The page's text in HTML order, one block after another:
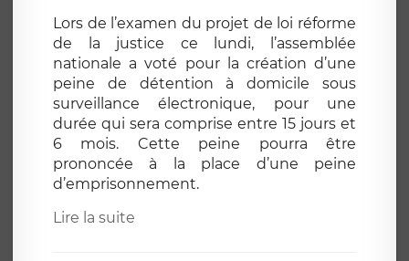
Lors de l’examen du projet de loi réforme
de la justice ce lundi, l’assemblée
nationale a voté pour la création d’une
peine de détention à domicile sous
surveillance électronique, pour une
durée qui sera comprise entre 15 jours et
6 mois. Cette peine pourra être
prononcée à la place d’une peine
d’emprisonnement.
Lire la suite